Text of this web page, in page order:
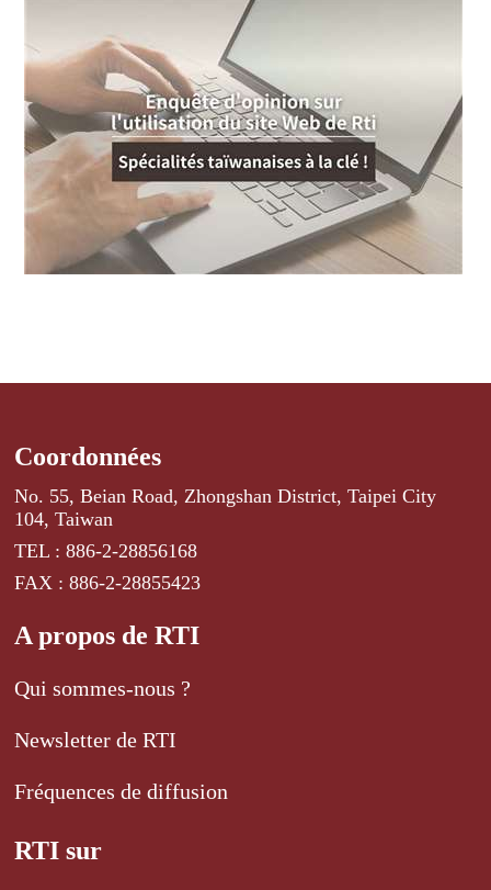
Coordonnées
No. 55, Beian Road, Zhongshan District, Taipei City
104, Taiwan
TEL : 886-2-28856168
FAX : 886-2-28855423
A propos de RTI
Qui sommes-nous ?
Newsletter de RTI
Fréquences de diffusion
RTI sur